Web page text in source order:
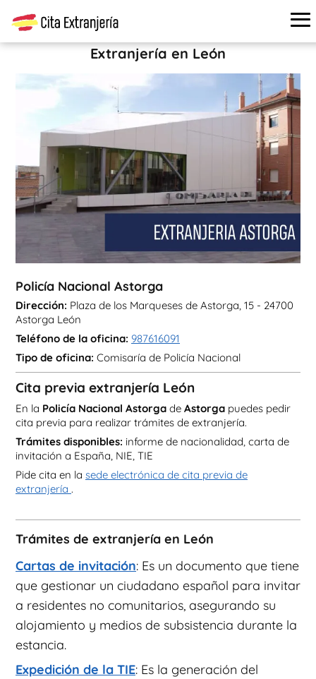
Cita extranjería › Oficinas de extranjería
Nacional Astorga
Extranjería en León
Policía Nacional Astorga
Dirección: Plaza de los Marqueses de Astorga, 15 - 24700
Astorga León
Teléfono de la oficina: 987616091
Tipo de oficina: Comisaría de Policía Nacional
Cita previa extranjería León
En la Policía Nacional Astorga de Astorga puedes pedir
cita previa para realizar trámites de extranjería.
Trámites disponibles: informe de nacionalidad, carta de
invitación a España, NIE, TIE
Pide cita en la sede electrónica de cita previa de
extranjería .
Trámites de extranjería en León
Cartas de invitación: Es un documento que tiene
que gestionar un ciudadano español para invitar
a residentes no comunitarios, asegurando su
alojamiento y medios de subsistencia durante la
estancia.
Expedición de la TIE: Es la generación del